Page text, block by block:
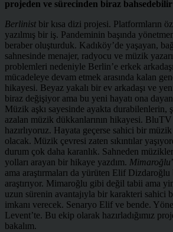
projeden ve sürecinden biraz
Berlinist bir kısa dizi projesi. Platformların
yazılmış bir iş. Pandeminin başında
beraber oluşturduk. Kadıköy’de yaşayan,
sahnesinde menajer, radyocu ve müzik
problemleri nedeniyle Berlin’e erkek
mücadeleye devam etmek arasında kalan
hikayesi. Beyaz yakalı bir ev arkadaşı ve
biraz değişiyor ama bu yeni hayatı ona
Müzik aşkı sayesinde ayakta durabilenlerin,
azalan müzik dükkanlarının hikayesi.
hazırlıyoruz. Hayata geçerse sahici bir
olacak. Müzik çevresi zaten sıkıntılar
durum çok daha karanlık. Sahneden
yolları arayan bir hikaye yazdım. Mimaroğlu
ama araştırmaları da yürüten Elif
araştırıyor. Mimaroğlu gibi değil tabii ama
uzun sürenin avantajıyla bir karakteri sahici
imkanı verecek. Senaryo Elif ve bende.
Levent’te. Bu ekip olarak hazırladığımız
bakalım.